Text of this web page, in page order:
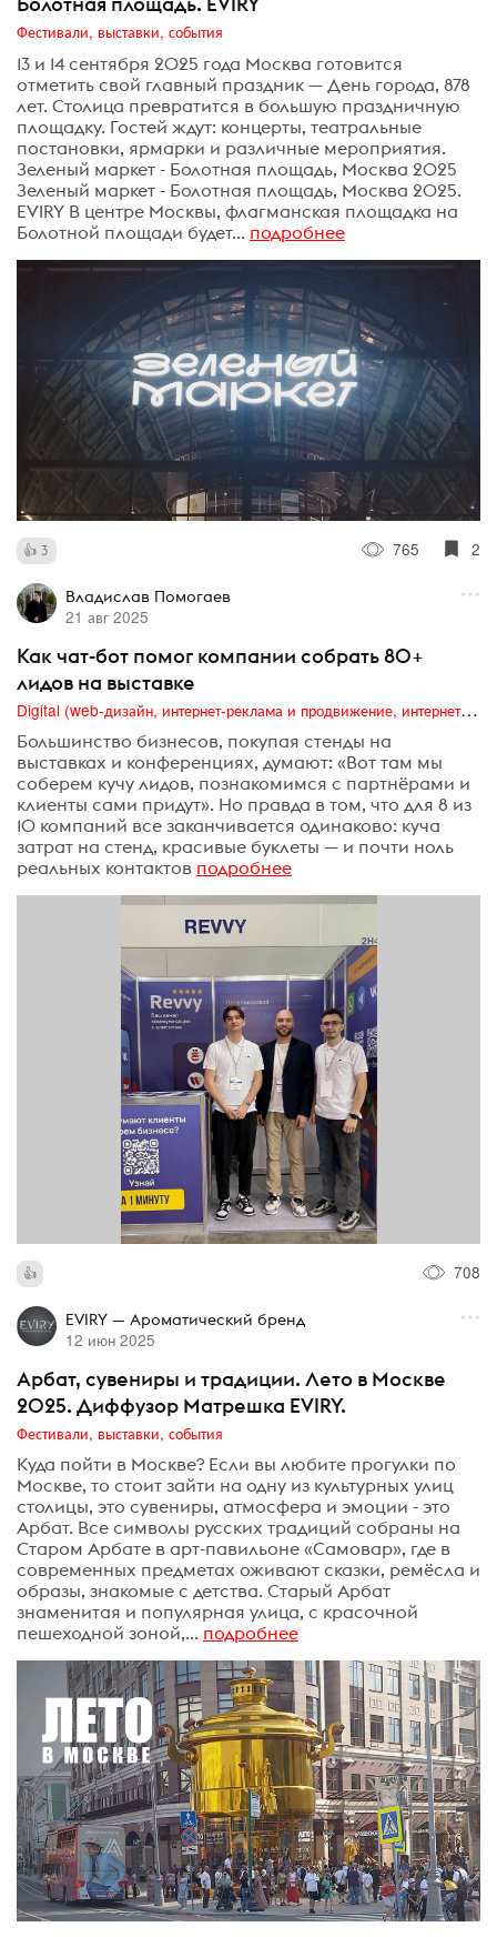
Фестивали, выставки, события
13 и 14 сентября 2025 года Москва готовится
отметить свой главный праздник — День города, 878
лет. Столица превратится в большую праздничную
площадку. Гостей ждут: концерты, театральные
постановки, ярмарки и различные мероприятия.
Зеленый маркет - Болотная площадь, Москва 2025
Зеленый маркет - Болотная площадь, Москва 2025.
EVIRY В центре Москвы, флагманская площадка на
Болотной площади будет... подробнее
3 765 2
Владислав Помогаев
21 авг 2025
Как чат-бот помог компании собрать 80+
лидов на выставке
Digital (web-дизайн, интернет-реклама и продвижение, интернет-сообщества и блоги, интернет-коммуникации, мобильный маркетинг, реклама на цифровых экранах)
Большинство бизнесов, покупая стенды на
выставках и конференциях, думают: «Вот там мы
соберем кучу лидов, познакомимся с партнёрами и
клиенты сами придут». Но правда в том, что для 8 из
10 компаний все заканчивается одинаково: куча
затрат на стенд, красивые буклеты — и почти ноль
реальных контактов подробнее
708
EVIRY — Ароматический бренд
12 июн 2025
Арбат, сувениры и традиции. Лето в Москве
2025. Диффузор Матрешка EVIRY.
Фестивали, выставки, события
Куда пойти в Москве? Если вы любите прогулки по
Москве, то стоит зайти на одну из культурных улиц
столицы, это сувениры, атмосфера и эмоции - это
Арбат. Все символы русских традиций собраны на
Старом Арбате в арт-павильоне «Самовар», где в
современных предметах оживают сказки, ремёсла и
образы, знакомые с детства. Старый Арбат
знаменитая и популярная улица, с красочной
пешеходной зоной,... подробнее